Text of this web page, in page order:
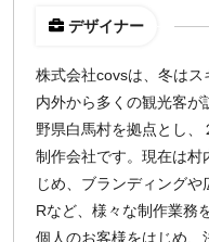
デザイナー
株式会社covsは、冬は
内外から多くの観光客
野県白馬村を拠点とし
制作会社です。現在は村
じめ、ブランディング
Rなど、様々な制作業務
個人のお客様をはじめ